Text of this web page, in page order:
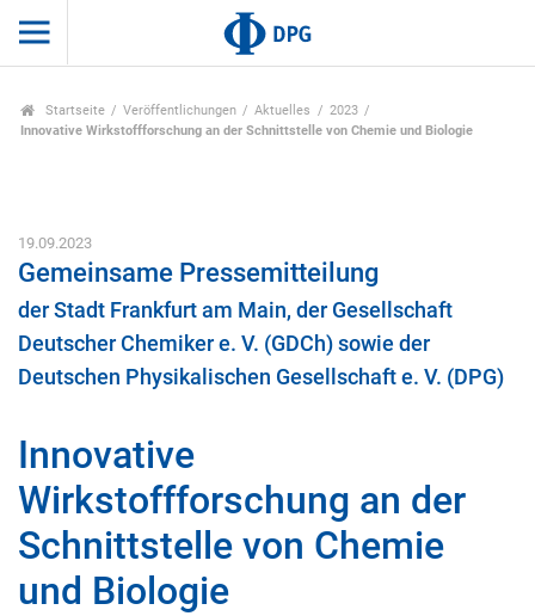
Startseite Veröffentlichungen Aktuelles
2023
Innovative Wirkstoffforschung an der Schnittstelle von Chemie und Biologie
19.09.2023
Gemeinsame Pressemitteilung
der Stadt Frankfurt am Main, der Gesellschaft
Deutscher Chemiker e. V. (GDCh) sowie der
Deutschen Physikalischen Gesellschaft e. V. (DPG)
Innovative
Wirkstoffforschung an der
Schnittstelle von Chemie
und Biologie